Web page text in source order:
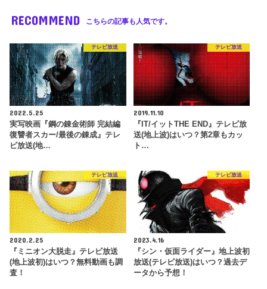
RECOMMEND こちらの記事も人気です。
テレビ放送
2022.5.25
実写映画『鋼の錬金術師 完結編
復讐者スカー/最後の錬成』テレ
ビ放送(地…
テレビ放送
2019.11.10
『IT/イットTHE END』テレビ放
送(地上波)はいつ？第2章もカッ
ト…
テレビ放送
2020.2.25
『ミニオン大脱走』テレビ放送
(地上波初)はいつ？無料動画も調
査！
テレビ放送
2023.4.16
『シン・仮面ライダー』地上波初
放送(テレビ放送)はいつ？過去デ
ータから予想！